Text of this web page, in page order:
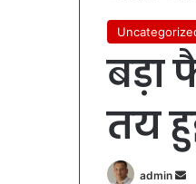
बड़ा
तय
admin